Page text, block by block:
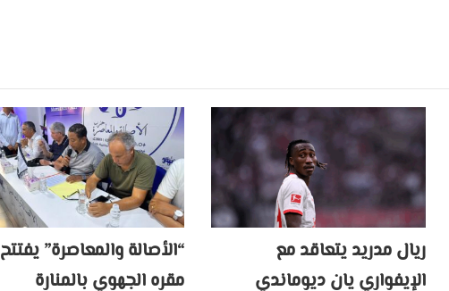
ريال مدريد يتعاقد مع
الإيفواري يان ديوماندي
“الأصالة والمعاصرة” يفتتح
مقره الجهوي بالمنارة